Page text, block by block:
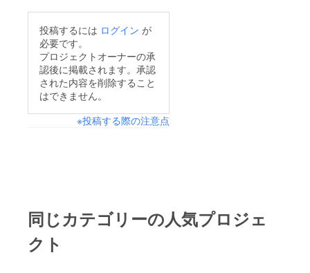
投稿するには ログイン が
必要です。
プロジェクトオーナーの承
認後に掲載されます。承認
された内容を削除すること
はできません。
※投稿する際の注意点
同じカテゴリーの人気プロジェ
クト